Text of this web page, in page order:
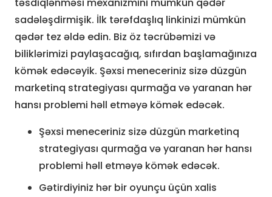
sadələşdirmişik. İlk tərəfdaşlıq linkinizi mümkün
qədər tez əldə edin. Biz öz təcrübəmizi və
biliklərimizi paylaşacağıq, sıfırdan başlamağınıza
kömək edəcəyik. Şəxsi meneceriniz sizə düzgün
marketinq strategiyası qurmağa və yaranan hər
hansı problemi həll etməyə kömək edəcək.
Şəxsi meneceriniz sizə düzgün marketinq
strategiyası qurmağa və yaranan hər hansı
problemi həll etməyə kömək edəcək.
Gətirdiyiniz hər bir oyunçu üçün xalis